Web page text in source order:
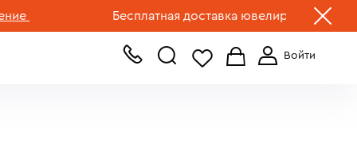
Бесплатная доставка ювелирных изделий по
+7 (499) 519-00-00